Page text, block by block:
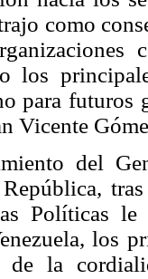
como
los
para futuros
Vicente
del
Políticas
los
de la